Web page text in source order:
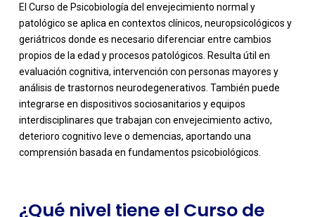
El Curso de Psicobiología del envejecimiento normal y
patológico se aplica en contextos clínicos, neuropsicológicos y
geriátricos donde es necesario diferenciar entre cambios
propios de la edad y procesos patológicos. Resulta útil en
evaluación cognitiva, intervención con personas mayores y
análisis de trastornos neurodegenerativos. También puede
integrarse en dispositivos sociosanitarios y equipos
interdisciplinares que trabajan con envejecimiento activo,
deterioro cognitivo leve o demencias, aportando una
comprensión basada en fundamentos psicobiológicos.
-
¿Qué nivel tiene el Curso de